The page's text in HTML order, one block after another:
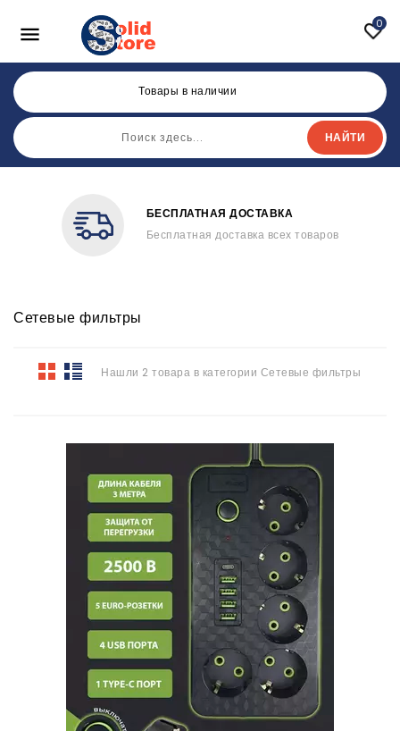
 0
Товары в наличии
НАЙТИ
БЕСПЛАТНАЯ ДОСТАВКА
Бесплатная доставка всех товаров
Сетевые фильтры
Нашли 2 товара в категории Сетевые фильтры